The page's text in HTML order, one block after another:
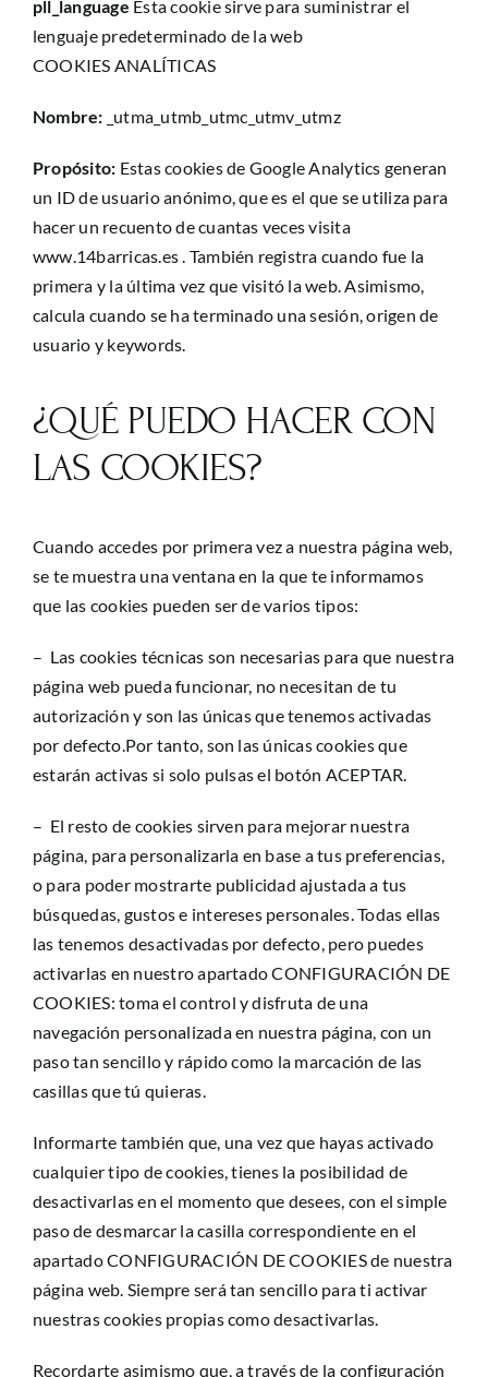
pll_language Esta cookie sirve para suministrar el
lenguaje predeterminado de la web
COOKIES ANALÍTICAS
Nombre: _utma_utmb_utmc_utmv_utmz
Propósito: Estas cookies de Google Analytics generan
un ID de usuario anónimo, que es el que se utiliza para
hacer un recuento de cuantas veces visita
www.14barricas.es . También registra cuando fue la
primera y la última vez que visitó la web. Asimismo,
calcula cuando se ha terminado una sesión, origen de
usuario y keywords.
¿QUÉ PUEDO HACER CON
LAS COOKIES?
Cuando accedes por primera vez a nuestra página web,
se te muestra una ventana en la que te informamos
que las cookies pueden ser de varios tipos:
– Las cookies técnicas son necesarias para que nuestra
página web pueda funcionar, no necesitan de tu
autorización y son las únicas que tenemos activadas
por defecto.Por tanto, son las únicas cookies que
estarán activas si solo pulsas el botón ACEPTAR.
– El resto de cookies sirven para mejorar nuestra
página, para personalizarla en base a tus preferencias,
o para poder mostrarte publicidad ajustada a tus
búsquedas, gustos e intereses personales. Todas ellas
las tenemos desactivadas por defecto, pero puedes
activarlas en nuestro apartado CONFIGURACIÓN DE
COOKIES: toma el control y disfruta de una
navegación personalizada en nuestra página, con un
paso tan sencillo y rápido como la marcación de las
casillas que tú quieras.
Informarte también que, una vez que hayas activado
cualquier tipo de cookies, tienes la posibilidad de
desactivarlas en el momento que desees, con el simple
paso de desmarcar la casilla correspondiente en el
apartado CONFIGURACIÓN DE COOKIES de nuestra
página web. Siempre será tan sencillo para ti activar
nuestras cookies propias como desactivarlas.
Recordarte asimismo que, a través de la configuración